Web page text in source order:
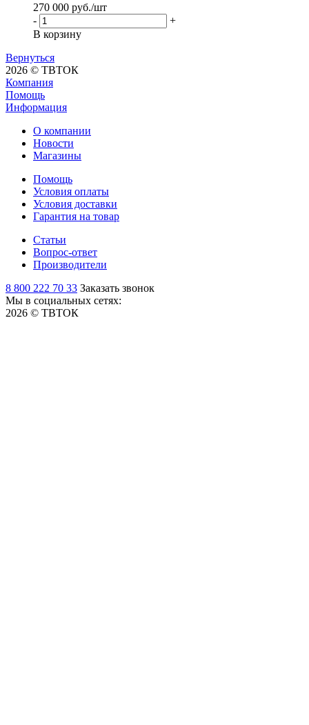
270 000 руб./шт
-
+
В корзину
Вернуться
2026 © ТВТОК
Компания
Помощь
Информация
О компании
Новости
Магазины
Помощь
Условия оплаты
Условия доставки
Гарантия на товар
Статьи
Вопрос-ответ
Производители
8 800 222 70 33 Заказать звонок
Мы в социальных сетях:
2026 © ТВТОК